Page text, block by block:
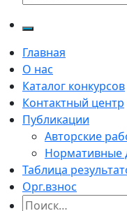
Главная
О нас
Каталог конкурсов
Контактный центр
Публикации
Авторские
Нормативные
Таблица
Орг.взнос
Найти: